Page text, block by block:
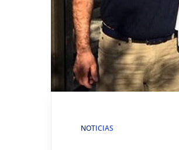
NOTICIAS